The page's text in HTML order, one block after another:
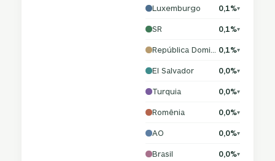
Luxemburgo 0,1%▾
SR 0,1%▾
0,1%▾
El Salvador 0,0%▾
Turquia 0,0%▾
Romênia 0,0%▾
AO 0,0%▾
Brasil 0,0%▾